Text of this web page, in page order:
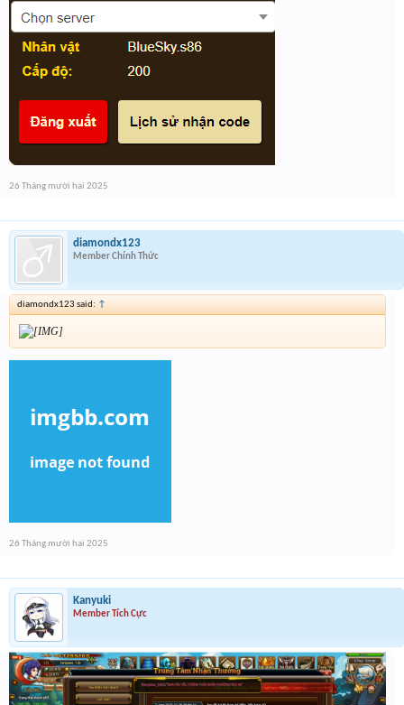
26 Tháng mười hai 2025
diamondx123
Member Chính Thức
diamondx123 said: ↑
26 Tháng mười hai 2025
Kanyuki
Member Tích Cực